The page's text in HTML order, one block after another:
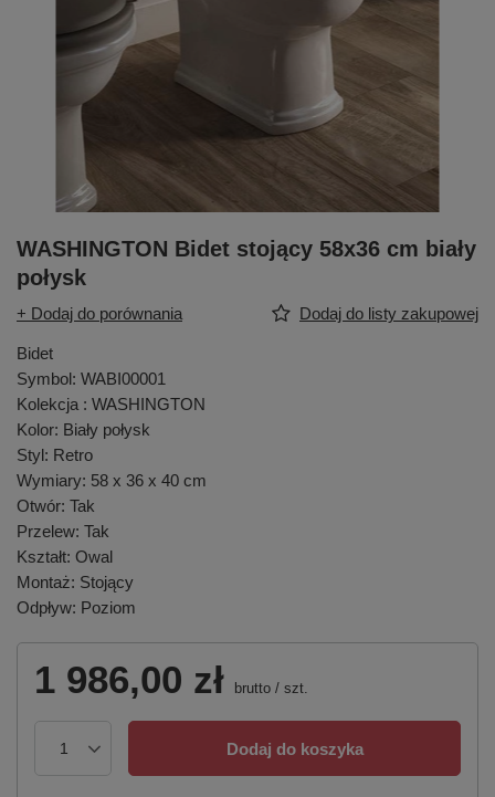
WASHINGTON Bidet stojący 58x36 cm biały
połysk
+ Dodaj do porównania Dodaj do listy zakupowej
Bidet
Symbol: WABI00001
Kolekcja : WASHINGTON
Kolor: Biały połysk
Styl: Retro
Wymiary: 58 x 36 x 40 cm
Otwór: Tak
Przelew: Tak
Kształt: Owal
Montaż: Stojący
Odpływ: Poziom
1 986,00 zł brutto / szt.
Dodaj do koszyka